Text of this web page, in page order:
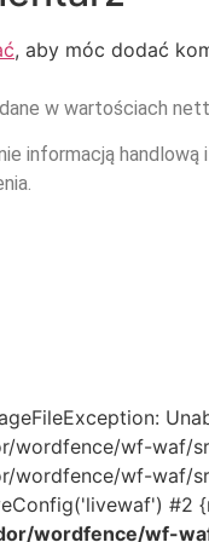
, aby móc dodać
w wartościach
informacją
wordfence/wf-waf/
wf-waf/
#2
wordfence/wf-